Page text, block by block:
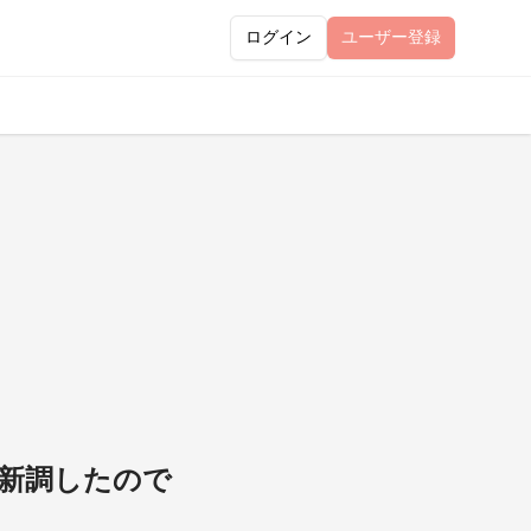
ログイン ユーザー登録
調したので